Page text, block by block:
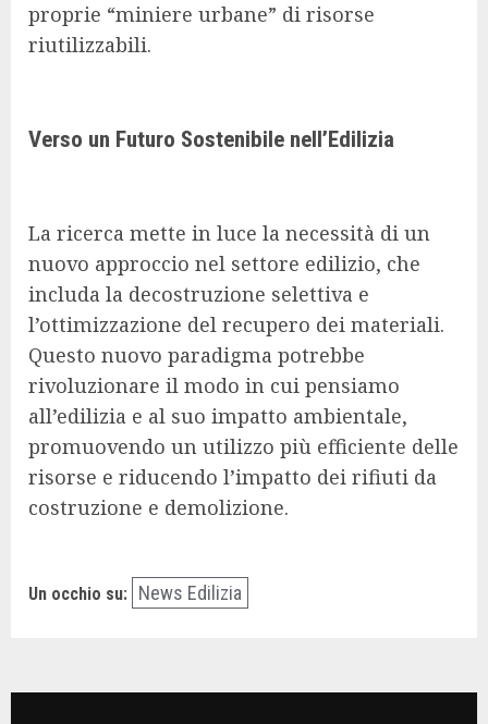
proprie “miniere urbane” di risorse
riutilizzabili.
Verso un Futuro Sostenibile nell’Edilizia
La ricerca mette in luce la necessità di un
nuovo approccio nel settore edilizio, che
includa la decostruzione selettiva e
l’ottimizzazione del recupero dei materiali.
Questo nuovo paradigma potrebbe
rivoluzionare il modo in cui pensiamo
all’edilizia e al suo impatto ambientale,
promuovendo un utilizzo più efficiente delle
risorse e riducendo l’impatto dei rifiuti da
costruzione e demolizione.
Un occhio su: News Edilizia